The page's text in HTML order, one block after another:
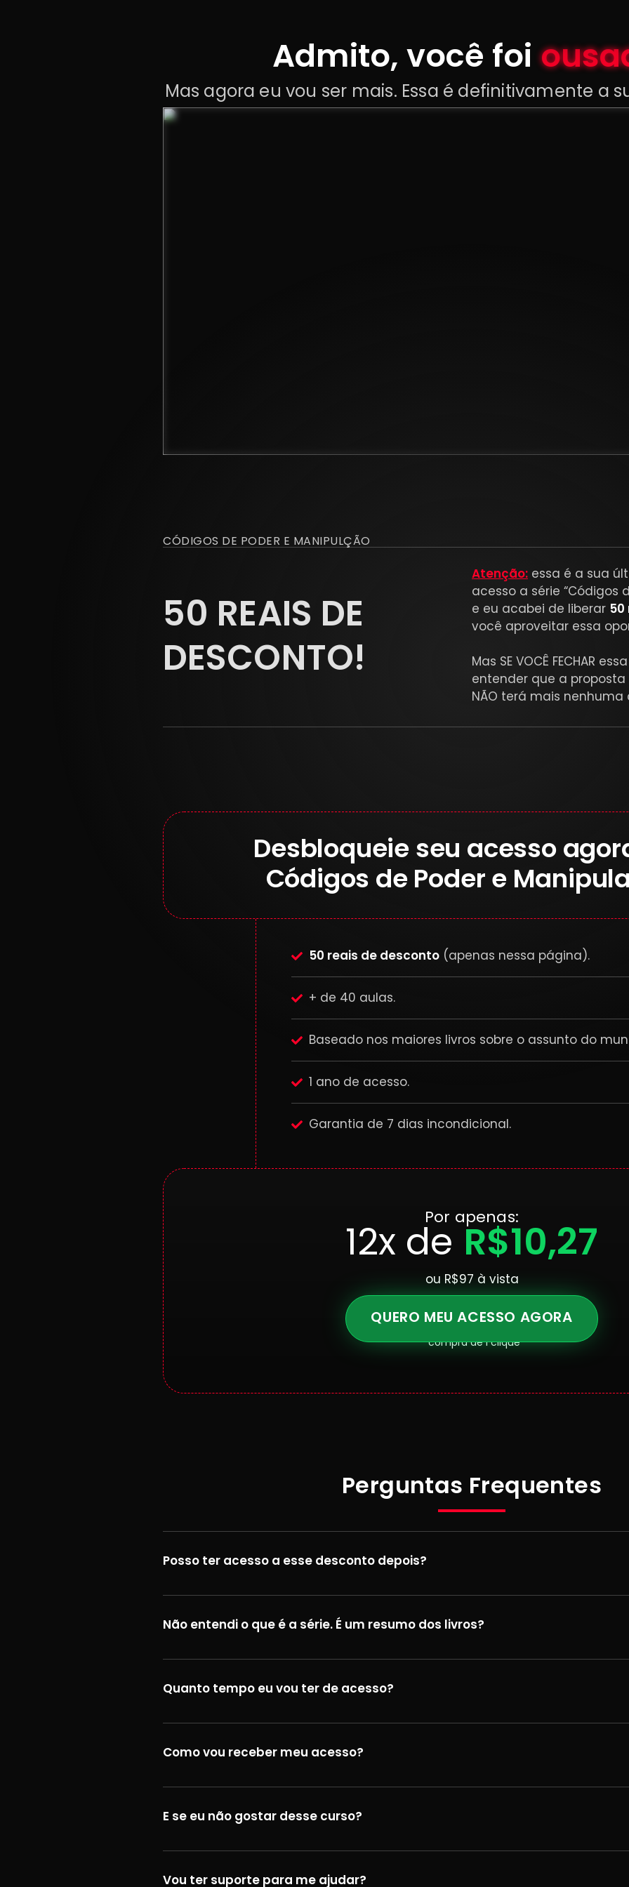
Admito, você foi
Mas agora eu vou ser mais. Essa é definitivamente a
CÓDIGOS DE PODER E MANIPULÇÃO
50 REAIS DE
DESCONTO!
Atenção: essa é a sua
acesso a série “Códigos
e eu acabei de liberar
você aproveitar essa
Mas SE VOCÊ FECHAR
entender que a
NÃO terá mais
Desbloqueie seu acesso
Códigos de Poder e
50 reais de desconto (apenas nessa página).
+ de 40 aulas.
Baseado nos maiores livros sobre o assunto do
1 ano de acesso.
Garantia de 7 dias incondicional.
Por apenas:
12x de R$10,27
ou R$97 à vista
QUERO MEU ACESSO AGORA
*compra de 1 clique
Perguntas Frequentes
Posso ter acesso a esse desconto depois?
Não entendi o que é a série. É um resumo dos livros?
Quanto tempo eu vou ter de acesso?
Como vou receber meu acesso?
E se eu não gostar desse curso?
Vou ter suporte para me ajudar?